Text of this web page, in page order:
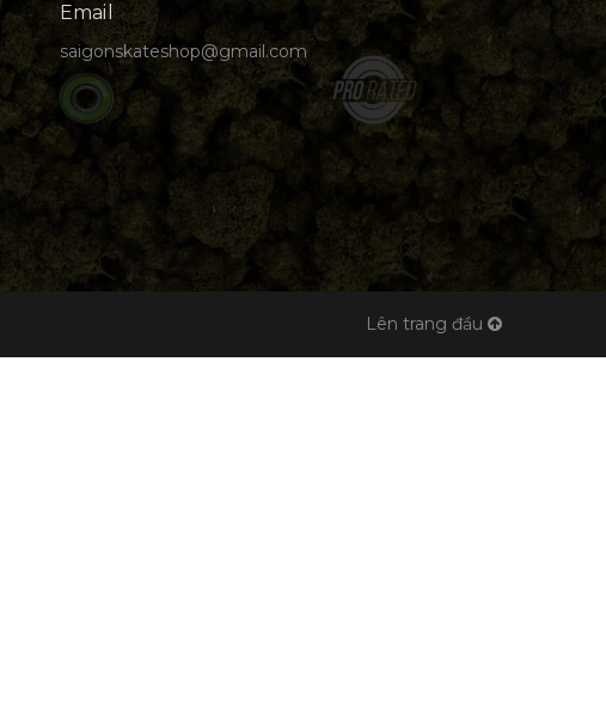
Email
saigonskateshop@gmail.com
Lên trang đầu